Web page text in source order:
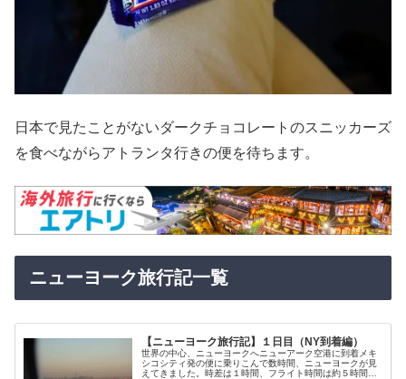
日本で見たことがないダークチョコレートのスニッカーズ
を食べながらアトランタ行きの便を待ちます。
ニューヨーク旅行記一覧
【ニューヨーク旅行記】１日目（NY到着編）
世界の中心、ニューヨークへニューアーク空港に到着メキ
シコシティ発の便に乗りこんで数時間、ニューヨークが見
えてきました。時差は１時間、フライト時間は約５時間。